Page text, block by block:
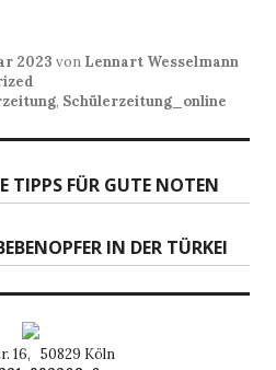
2023 von Lennart Wesselmann
, Schülerzeitung_online
TIPPS FÜR GUTE NOTEN
IN DER TÜRKEI
16, 50829 Köln